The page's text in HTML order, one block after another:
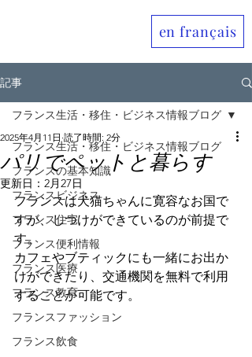
en français
記事
フランス生活・移住・ビジネス情報ブログ
フランスの基本知識
フランスビジネス
フランス住宅
フランス便利情報
フランス医療
フランス教育
フランスファッション
フランス飲食
フランス生活・移住・ビジネス情報ブログ
パリでペットと暮らす
2025年4月11日 読了時間: 2分
更新日： 2月27日
フランスは犬猫ちゃんに寛容なお国で
すが、しつけができているのが前提で
す。
カフェやブティックにも一緒にお出か
けができたり、交通機関を無料で利用
することが可能です。